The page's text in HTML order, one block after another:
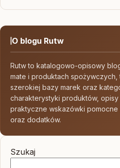
O blogu Rutw
Rutw to katalogowo-opisowy
mate i produktach
szerokiej bazy marek oraz
charakterystyki produktów,
praktyczne wskazówki
oraz dodatków.
Szukaj